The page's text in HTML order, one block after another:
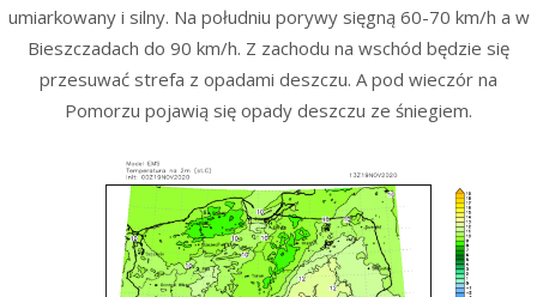
umiarkowany i silny. Na południu porywy sięgną 60-70 km/h a w
Bieszczadach do 90 km/h. Z zachodu na wschód będzie się
przesuwać strefa z opadami deszczu. A pod wieczór na
Pomorzu pojawią się opady deszczu ze śniegiem.